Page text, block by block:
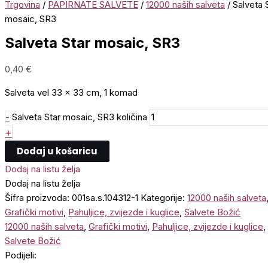
Trgovina / PAPIRNATE SALVETE / 12000 naših salveta / Salveta
mosaic, SR3
Salveta Star mosaic, SR3
0,40 €
Salveta vel 33 x 33 cm, 1 komad
- Salveta Star mosaic, SR3 količina
+
Dodaj u košaricu
Dodaj na listu želja
Dodaj na listu želja
Šifra proizvoda: 001sa.s.104312-1 Kategorije: 12000 naših salveta,
Grafički motivi, Pahuljice, zvijezde i kuglice, Salvete Božić
12000 naših salveta, Grafički motivi, Pahuljice, zvijezde i kuglice,
Salvete Božić
Podijeli: